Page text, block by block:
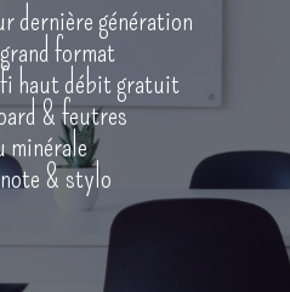
dernière génération
format
haut débit gratuit
& feutres
minérale
& stylo